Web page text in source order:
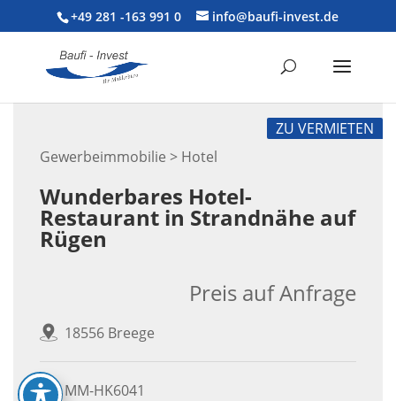
+49 281 -163 991 0 info@baufi-invest.de
Gewerbeimmobilie > Hotel
ZU VERMIETEN
Wunderbares Hotel-
Restaurant in Strandnähe auf
Rügen
18556 Breege
Preis auf Anfrage
MM-HK6041